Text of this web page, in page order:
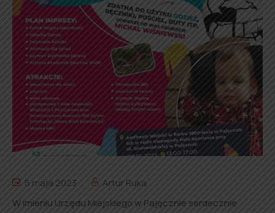
5 maja 2023
Artur Ruka
W imieniu Urzędu Miejskiego w Pajęcznie serdecznie